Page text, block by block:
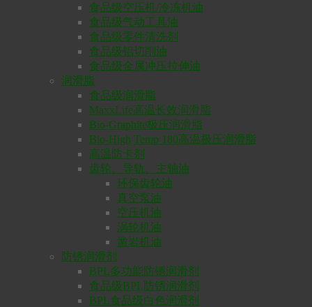
食品级空压机/冷冻机油
食品级气动工具油
食品级零件清洗剂
食品级铝切削油
食品级金属冲压拉伸油
润滑脂
食品级润滑脂
MaxxLife高温长效润滑脂
Bio-Graphite极压润滑脂
Bio-High Temp 180高温极压润滑脂
高温防卡剂
齿轮、导轨、主轴油
环保齿轮油
真空泵油
空压机油
涡轮机油
凿岩机油
防锈润滑剂
BPL多功能防锈润滑剂
食品级BPL防锈润滑剂
BPL食品级白色润滑剂